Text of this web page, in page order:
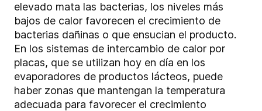
elevado mata las bacterias, los niveles más
bajos de calor favorecen el crecimiento de
bacterias dañinas o que ensucian el producto.
En los sistemas de intercambio de calor por
placas, que se utilizan hoy en día en los
evaporadores de productos lácteos, puede
haber zonas que mantengan la temperatura
adecuada para favorecer el crecimiento